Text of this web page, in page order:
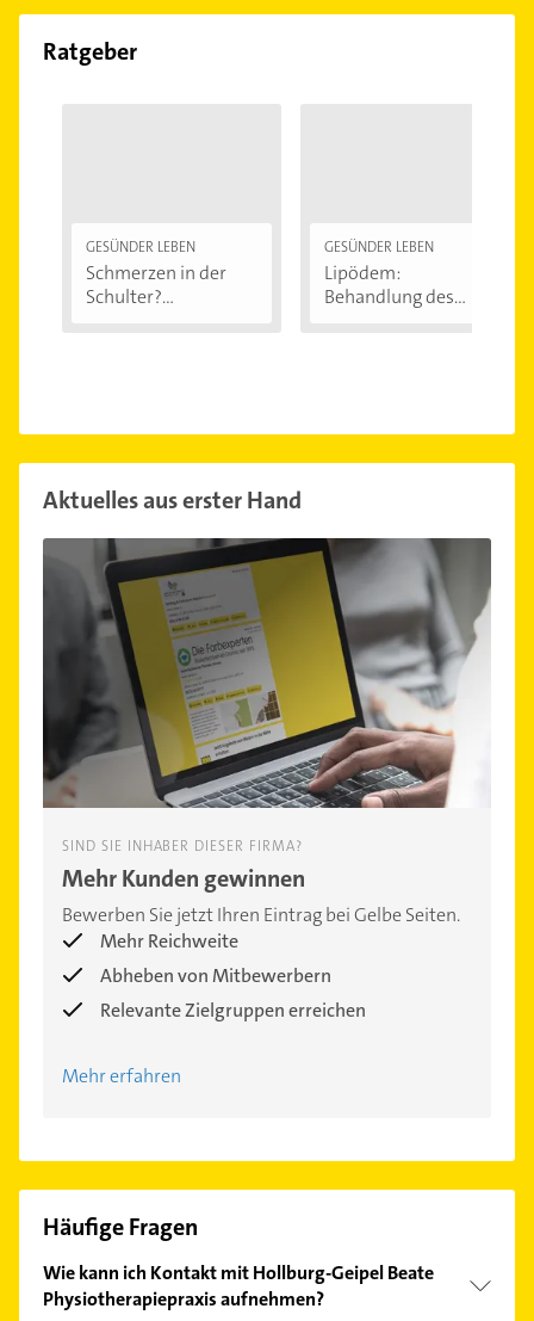
Ratgeber
GESÜNDER LEBEN
Schmerzen in der
Schulter?
GESÜNDER LEBEN
Lipödem:
Behandlung des
Aktuelles aus erster Hand
SIND SIE INHABER DIESER FIRMA?
Mehr Kunden gewinnen
Bewerben Sie jetzt Ihren Eintrag bei Gelbe Seiten.
Mehr Reichweite
Abheben von Mitbewerbern
Relevante Zielgruppen erreichen
Mehr erfahren
Häufige Fragen
Wie kann ich Kontakt mit Hollburg-Geipel Beate
Physiotherapiepraxis aufnehmen?